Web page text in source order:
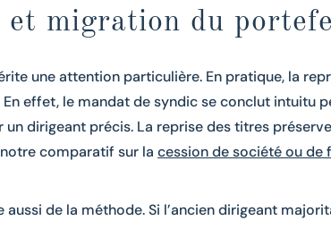
et migration du
une attention particulière. En pratique, la
effet, le mandat de syndic se conclut intuitu
dirigeant précis. La reprise des titres
comparatif sur la cession de société ou
de la méthode. Si l’ancien dirigeant